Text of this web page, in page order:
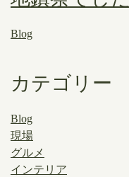
Blog
カテゴリー
Blog
現場
グルメ
インテリア